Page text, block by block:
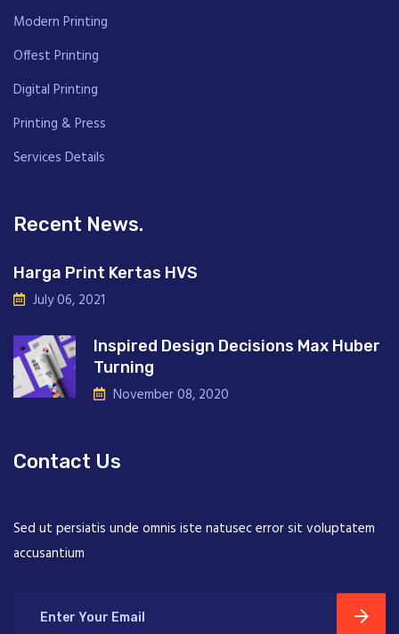
Modern Printing
Offest Printing
Digital Printing
Printing & Press
Services Details
Recent News.
Harga Print Kertas HVS
July 06, 2021
Inspired Design Decisions Max Huber
Turning
November 08, 2020
Contact Us
Sed ut persiatis unde omnis iste natusec error sit voluptatem
accusantium